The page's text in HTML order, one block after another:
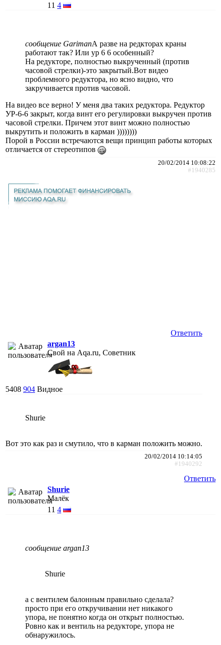
11 4
сообщение GarimanА разве на редкторах краны
работают так? Или ур 6 6 особенный?
На редукторе, полностью выкрученный (против
часовой стрелки)-это закрытый.Вот видео
проблемного редуктора, но ясно видно, что
закручивается против часовой.
На видео все верно! У меня два таких редуктора. Редуктор
УР-6-6 закрыт, когда винт его регулировки выкручен против
часовой стрелки. Причем этот винт можно полностью
выкрутить и положить в карман ))))))))
Порой в России встречаются вещи принцип работы которых
отличается от стереотипов
20/02/2014 10:08:22
#1940285
Ответить
argan13
Свой на Aqa.ru, Советник
5408 904 Видное
Shurie
Вот это как раз и смутило, что в карман положить можно.
20/02/2014 10:14:05
#1940292
Ответить
Shurie
Малёк
11 4
сообщение argan13
Shurie
а с вентилем балонным правильно сделала?
просто при его откручивании нет никакого
упора, не понятно когда он открыт полностью.
Ровно как и вентиль на редукторе, упора не
обнаружилось.